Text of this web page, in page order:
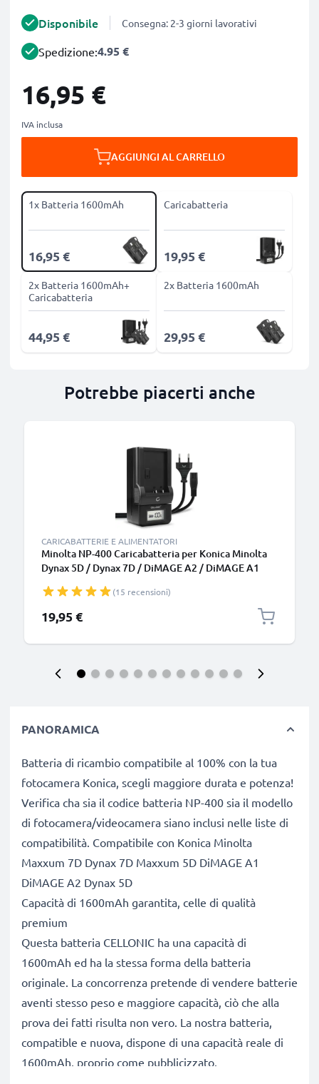
Disponibile Consegna: 2-3 giorni lavorativi
Spedizione:4.95 €
16,95 €
IVA inclusa
AGGIUNGI AL CARRELLO
1x Batteria 1600mAh
16,95 €
Caricabatteria
19,95 €
2x Batteria 1600mAh+
Caricabatteria
44,95 €
2x Batteria 1600mAh
29,95 €
Potrebbe piacerti anche
CARICABATTERIE E ALIMENTATORI
Minolta NP-400 Caricabatteria per Konica Minolta
Dynax 5D / Dynax 7D / DiMAGE A2 / DiMAGE A1
(15 recensioni)
19,95 €
PANORAMICA
Batteria di ricambio compatibile al 100% con la tua
fotocamera Konica, scegli maggiore durata e potenza!
Verifica cha sia il codice batteria NP-400 sia il modello
di fotocamera/videocamera siano inclusi nelle liste di
compatibilità. Compatibile con Konica Minolta
Maxxum 7D Dynax 7D Maxxum 5D DiMAGE A1
DiMAGE A2 Dynax 5D
Capacità di 1600mAh garantita, celle di qualità
premium
Questa batteria CELLONIC ha una capacità di
1600mAh ed ha la stessa forma della batteria
originale. La concorrenza pretende di vendere batterie
aventi stesso peso e maggiore capacità, ciò che alla
prova dei fatti risulta non vero. La nostra batteria,
compatible e nuova, dispone di una capacità reale di
1600mAh, proprio come pubblicizzato.